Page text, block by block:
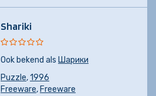
Shariki
Ook bekend als Шарики
Puzzle,1996
Freeware, Freeware